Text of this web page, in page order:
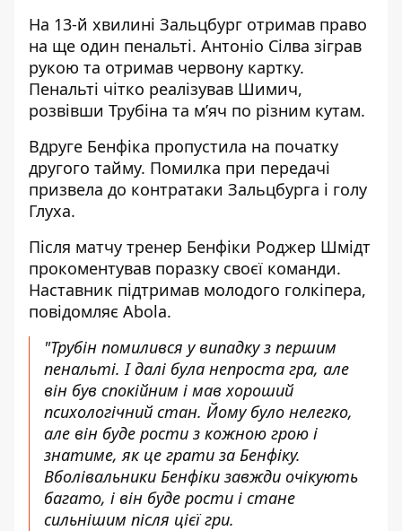
На 13-й хвилині Зальцбург отримав право
на ще один пенальті. Антоніо Сілва зіграв
рукою та отримав червону картку.
Пенальті чітко реалізував Шимич,
розвівши Трубіна та м’яч по різним кутам.
Вдруге Бенфіка пропустила на початку
другого тайму. Помилка при передачі
призвела до контратаки Зальцбурга і голу
Глуха.
Після матчу тренер Бенфіки Роджер Шмідт
прокоментував поразку своєї команди.
Наставник підтримав молодого голкіпера,
повідомляє Abola.
"Трубін помилився у випадку з першим
пенальті. І далі була непроста гра, але
він був спокійним і мав хороший
психологічний стан. Йому було нелегко,
але він буде рости з кожною грою і
знатиме, як це грати за Бенфіку.
Вболівальники Бенфіки завжди очікують
багато, і він буде рости і стане
сильнішим після цієї гри.